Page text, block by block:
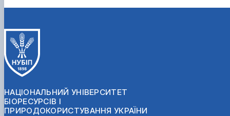
НАЦІОНАЛЬНИЙ УНІВЕРСИТЕТ
БІОРЕСУРСІВ І
ПРИРОДОКОРИСТУВАННЯ УКРАЇНИ